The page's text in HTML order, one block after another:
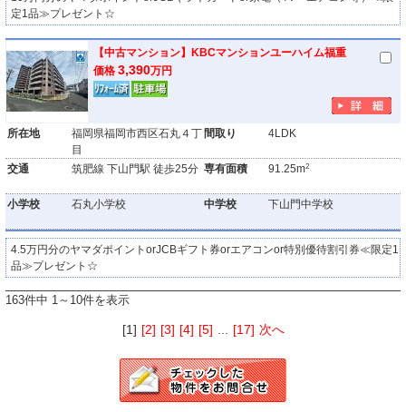
定1品≫プレゼント☆
【中古マンション】KBCマンションユーハイム福重
価格 3,390万円
所在地
福岡県福岡市西区石丸４丁
目
間取り 4LDK
交通 筑肥線 下山門駅 徒歩25分 専有面積 91.25m2
小学校 石丸小学校 中学校 下山門中学校
4.5万円分のヤマダポイントorJCBギフト券orエアコンor特別優待割引券≪限定1
品≫プレゼント☆
163件中 1～10件を表示
[1] [2] [3] [4] [5] [17] 次へ